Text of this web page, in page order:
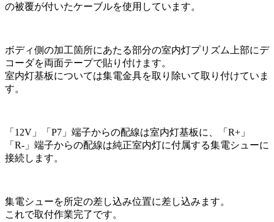
の被覆が付いたケーブルを使用しています。
ボディ側の加工箇所にあたる部分の室内灯プリズム上部にデ
コーダを両面テープで貼り付けます。
室内灯基板については集電金具を取り除いて取り付けていま
す。
「12V」「P7」端子からの配線は室内灯基板に、「R+」
「R-」端子からの配線は純正室内灯に付属する集電シューに
接続します。
集電シューを所定の差し込み位置に差し込みます。
これで取付作業完了です。